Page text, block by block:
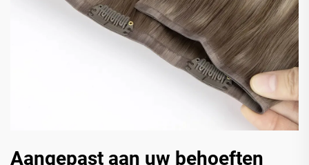
Aangepast aan uw behoeften